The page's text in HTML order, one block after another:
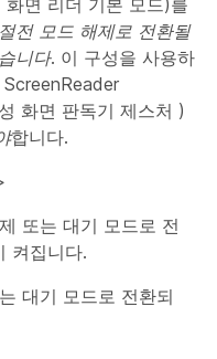
면 리더 기본 모드)를
전 모드 해제로 전환될
니다. 이 구성을 사용하
화면 판독기 제스처 )
합니다.
또는 대기 모드로 전
켜집니다.
대기 모드로 전환되